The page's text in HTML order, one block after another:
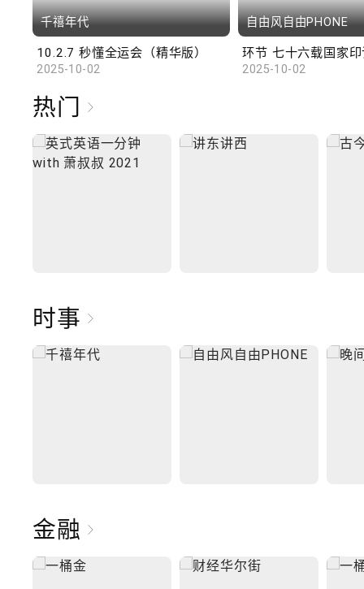
千禧年代
10.2.7 秒懂全运会（精华版）
2025-10-02
自由风自由PHONE
环节 七十六载国家
2025-10-02
热门
时事
金融